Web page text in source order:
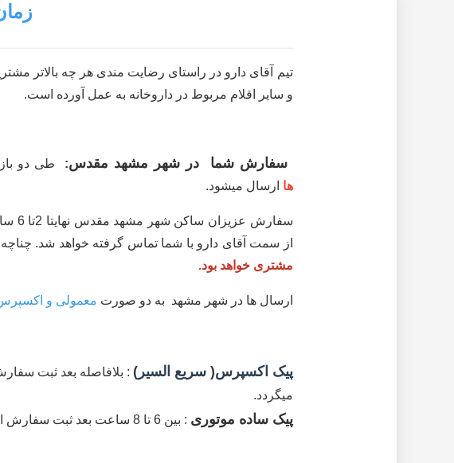
تیم آقای دارو در راستای رضایت مندی هر چه بالاتر
و سایر اقلام مربوط در داروخانه به عمل آورده است.
سفارش شما در شهر مشهد مقدس: طی دو بازه زمانی 12 تا 2 ظهر و همچنین
ها ارسال میشود.
از سمت آقای دارو با شما تماس گرفته خواهد شد.
مشتری خواهد بود.
ارسال ها در شهر مشهد به دو صورت معمولی و
پیک اکسپرس( سریع السیر) : بلافاصله بعد ثبت سفارش
میگردد.
پیک ساده موتوری : بین 6 تا 8 ساعت بعد ثبت سفارش ارسال میشود.قبل از ارسال با شما تماس تلفنی گرفته خواهد شد.